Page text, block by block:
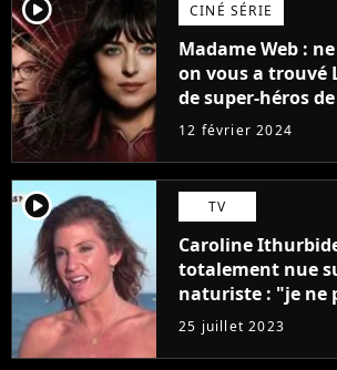
player2 CINÉ SÉRIE
Madame Web :
on vous a trouvé
de super-héros
12 février 2024
player2 TV
Caroline
totalement nue
naturiste : "je ne
j'arriverais à le
25 juillet 2023